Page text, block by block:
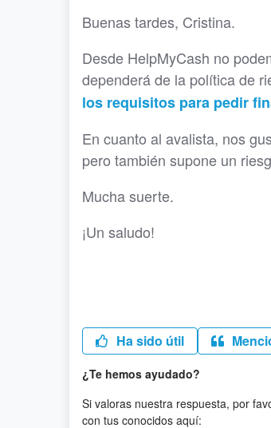
Buenas tardes, Cristina.
Desde HelpMyCash no
dependerá de la política de
los requisitos para pedir
En cuanto al avalista, nos
pero también supone un
Mucha suerte.
¡Un saludo!
Ha sido útil
¿Te hemos ayudado?
Si valoras nuestra respuesta, por
con tus conocidos aquí: